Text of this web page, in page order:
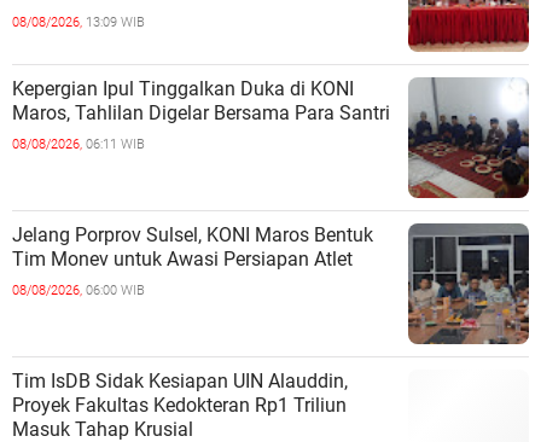
08/08/2026, 13:09 WIB
Kepergian Ipul Tinggalkan Duka di KONI
Maros, Tahlilan Digelar Bersama Para Santri
08/08/2026, 06:11 WIB
Jelang Porprov Sulsel, KONI Maros Bentuk
Tim Monev untuk Awasi Persiapan Atlet
08/08/2026, 06:00 WIB
Tim IsDB Sidak Kesiapan UIN Alauddin,
Proyek Fakultas Kedokteran Rp1 Triliun
Masuk Tahap Krusial